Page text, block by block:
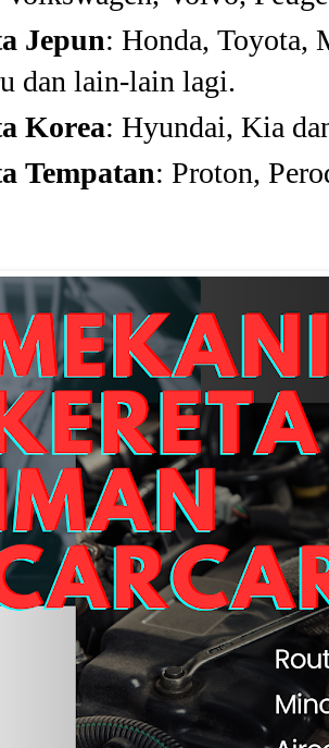
Jepun: Honda, Toyota,
dan lain-lain lagi.
Korea: Hyundai, Kia
Tempatan: Proton,